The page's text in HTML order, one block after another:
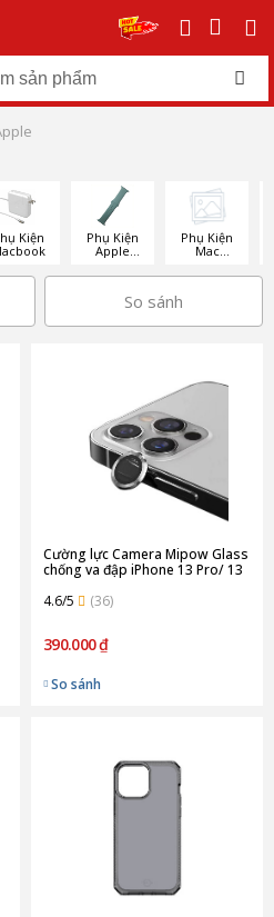
Kiện
Phụ Kiện
Apple
Phụ Kiện
Mac
So sánh
Cường lực Camera Mipow Glass
chống va đập iPhone 13 Pro/ 13
4.6/5
(36)
390.000 ₫
So sánh